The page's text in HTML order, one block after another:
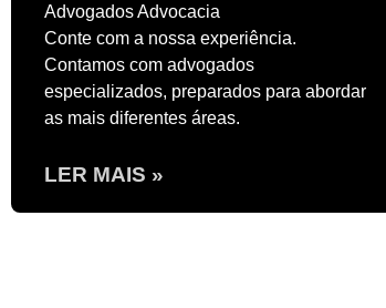
Advogados Advocacia
Conte com a nossa experiência.
Contamos com advogados
especializados, preparados para abordar
as mais diferentes áreas.
LER MAIS »